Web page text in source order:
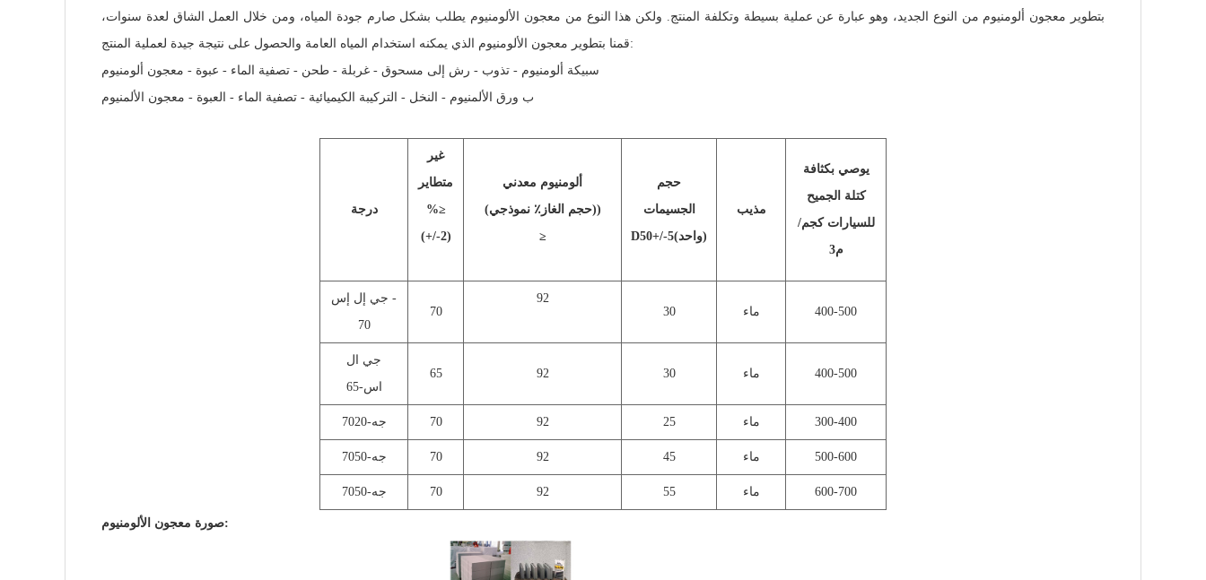
بتطوير معجون ألومنيوم من النوع الجديد، وهو عبارة عن عملية بسيطة وتكلفة المنتج. ولكن هذا النوع من معجون الألومنيوم يطلب بشكل صارم جودة المياه، ومن خلال العمل الشاق لعدة سنوات،
قمنا بتطوير معجون الألومنيوم الذي يمكنه استخدام المياه العامة والحصول على نتيجة جيدة لعملية المنتج:
سبيكة ألومنيوم - تذوب - رش إلى مسحوق - غربلة - طحن - تصفية الماء - عبوة - معجون ألومنيوم
ب ورق الألمنيوم - النخل - التركيبة الكيميائية - تصفية الماء - العبوة - معجون الألمنيوم
درجة
غير
متطاير
%≥
(+/-2)
ألومنيوم معدني
(حجم الغاز٪ نموذجي))
≥
حجم
الجسيمات
D50+/-5(واحد)
مذيب
يوصي بكثافة
كتلة الجميح
للسيارات كجم/
م3
جي إل إس -
70
70
92
30
ماء 400-500
جي ال
اس-65
65 92 30 ماء 400-500
جه-7020 70 92 25 ماء 300-400
جه-7050 70 92 45 ماء 500-600
جه-7050 70 92 55 ماء 600-700
صورة معجون الألومنيوم: